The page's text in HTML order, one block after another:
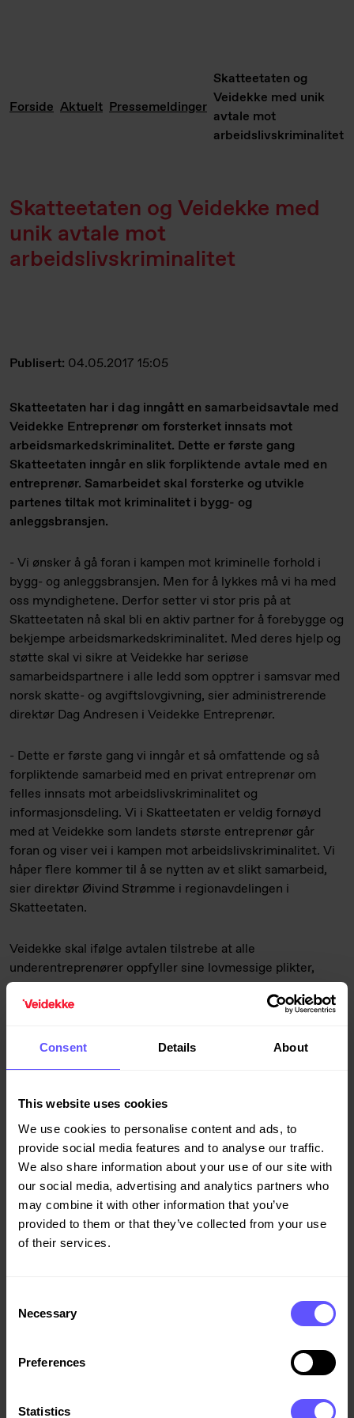
Consent Details About
This website uses cookies
We use cookies to personalise content and ads, to
provide social media features and to analyse our traffic.
We also share information about your use of our site with
our social media, advertising and analytics partners who
may combine it with other information that you’ve
provided to them or that they’ve collected from your use
of their services.
Selection
Necessary
Preferences
Statistics
Forside Aktuelt Pressemeldinger
Skatteetaten og
Veidekke med unik
avtale mot
arbeidslivskriminalitet
Skatteetaten og Veidekke med
unik avtale mot
arbeidslivskriminalitet
Publisert: 04.05.2017 15:05
Skatteetaten har i dag inngått en samarbeidsavtale med
Veidekke Entreprenør om forsterket innsats mot
arbeidsmarkedskriminalitet. Dette er første gang
Skatteetaten inngår en slik forpliktende avtale med en
entreprenør. Samarbeidet skal forsterke og utvikle
partenes tiltak mot kriminalitet i bygg- og
anleggsbransjen.
- Vi ønsker å gå foran i kampen mot kriminelle forhold i
bygg- og anleggsbransjen. Men for å lykkes må vi ha med
oss myndighetene. Derfor setter vi stor pris på at
Skatteetaten nå skal bli en aktiv partner for å forebygge og
bekjempe arbeidsmarkedskriminalitet. Med deres hjelp og
støtte skal vi sikre at Veidekke har seriøse
samarbeidspartnere i alle ledd som opptrer i samsvar med
norsk skatte- og avgiftslovgivning, sier administrerende
direktør Dag Andresen i Veidekke Entreprenør.
- Dette er første gang vi inngår et så omfattende og så
forpliktende samarbeid med en privat entreprenør om
felles innsats mot arbeidslivskriminalitet og
informasjonsdeling. Vi i Skatteetaten er veldig fornøyd
med at Veidekke som landets største entreprenør går
foran og viser vei i kampen mot arbeidslivskriminalitet. Vi
håper flere kommer til å se nytten av et slikt samarbeid,
sier direktør Øivind Strømme i regionavdelingen i
Skatteetaten.
Veidekke skal ifølge avtalen tilstrebe at alle
underentreprenører oppfyller sine lovmessige plikter,
herunder arbeidsmiljøloven, forskrift om lønns- og
arbeidsvilkår i offentlige kontrakter og skatte- og
informasjon må Veidekkes underentreprenører i alle ledd
Før Veidekke inngår kontrakter med sine
underentreprenører skal Skatteetaten bidra med
informasjon som verifiserer at disse er registrert i riktige
registrere og har overholdt sine forpliktelser overfor
norske skatte- og avgiftsmyndigheter. Skatteetaten
kommer også til å følge opp utvalgte prosjekter og
gjennomføre byggeplasskontroller. I tillegg skal
På bildet: Administrerende direktør Dag Andresen (t.v.) i
Skatteetaten forsterker innsatsen mot
For pressebilder se www.flickr.com/photos/veidekke
for